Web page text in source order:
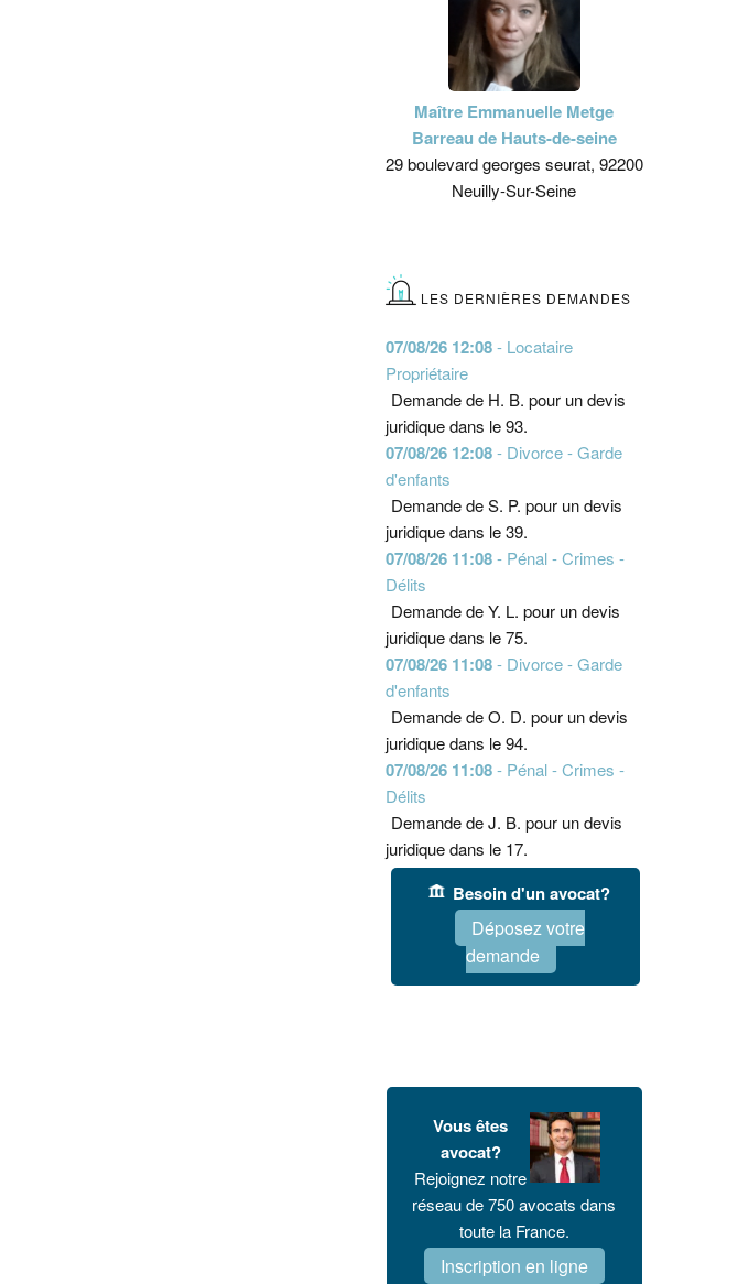
Maître Emmanuelle Metge
Barreau de Hauts-de-seine
29 boulevard georges seurat, 92200
Neuilly-Sur-Seine
LES DERNIÈRES DEMANDES
07/08/26 12:08- Locataire
Propriétaire
Demande de H. B. pour un devis
juridique dans le 93.
07/08/26 12:08- Divorce - Garde
d'enfants
Demande de S. P. pour un devis
juridique dans le 39.
07/08/26 11:08- Pénal - Crimes -
Délits
Demande de Y. L. pour un devis
juridique dans le 75.
07/08/26 11:08- Divorce - Garde
d'enfants
Demande de O. D. pour un devis
juridique dans le 94.
07/08/26 11:08- Pénal - Crimes -
Délits
Demande de J. B. pour un devis
juridique dans le 17.
Besoin d'un avocat?
Déposez votre
demande
Vous êtes
avocat?
Rejoignez notre
réseau de 750 avocats dans
toute la France.
Inscription en ligne